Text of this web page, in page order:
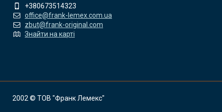
+380673514323
office@frank-lemex.com.ua
zbut@frank-original.com
Знайти на карті
2002 © ТОВ "Франк Лемекс"